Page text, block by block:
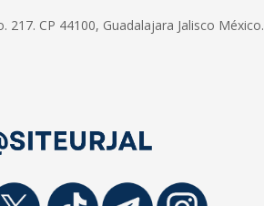
217. CP 44100, Guadalajara Jalisco México.